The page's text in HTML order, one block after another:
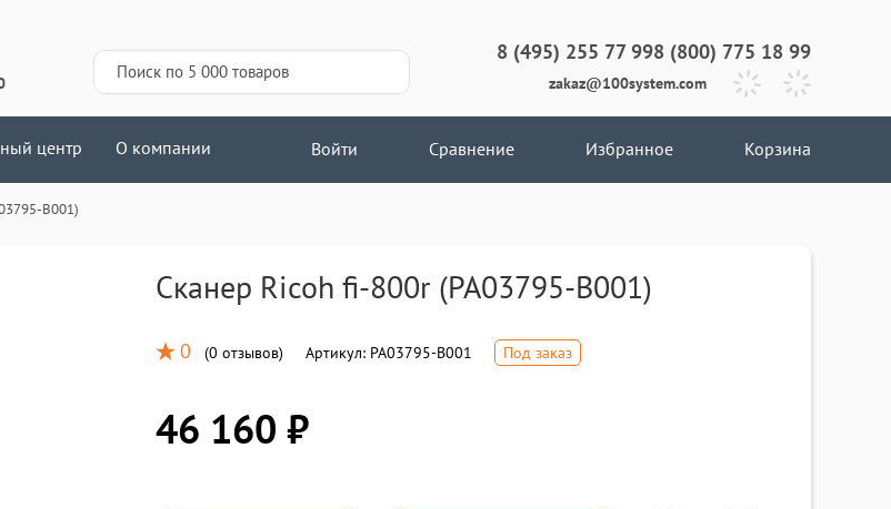
8 (495) 255 77 998 (800) 775 18 99
zakaz@100system.com
центр О компании Войти Сравнение Избранное Корзина
B001)
Сканер Ricoh fi-800r (PA03795-B001)
0 (0 отзывов) Артикул: PA03795-B001 Под заказ
46 160 ₽